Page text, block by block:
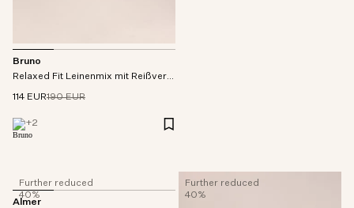
Bruno
Relaxed Fit Leinenmix mit Reißverschluss polo
114 EUR190 EUR
+2
Further reduced
40%
Almer
Further reduced
40%